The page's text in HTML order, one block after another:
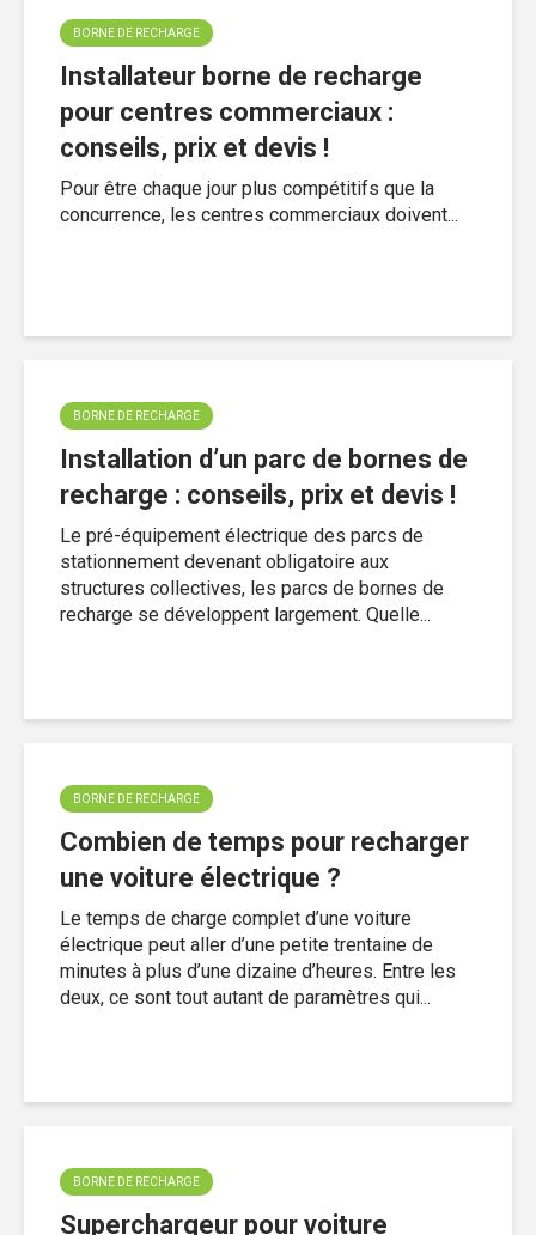
BORNE DE RECHARGE
Installateur borne de recharge
pour centres commerciaux :
conseils, prix et devis !
Pour être chaque jour plus compétitifs que la
concurrence, les centres commerciaux doivent...
BORNE DE RECHARGE
Installation d’un parc de bornes de
recharge : conseils, prix et devis !
Le pré-équipement électrique des parcs de
stationnement devenant obligatoire aux
structures collectives, les parcs de bornes de
recharge se développent largement. Quelle...
BORNE DE RECHARGE
Combien de temps pour recharger
une voiture électrique ?
Le temps de charge complet d’une voiture
électrique peut aller d’une petite trentaine de
minutes à plus d’une dizaine d’heures. Entre les
deux, ce sont tout autant de paramètres qui...
BORNE DE RECHARGE
Superchargeur pour voiture